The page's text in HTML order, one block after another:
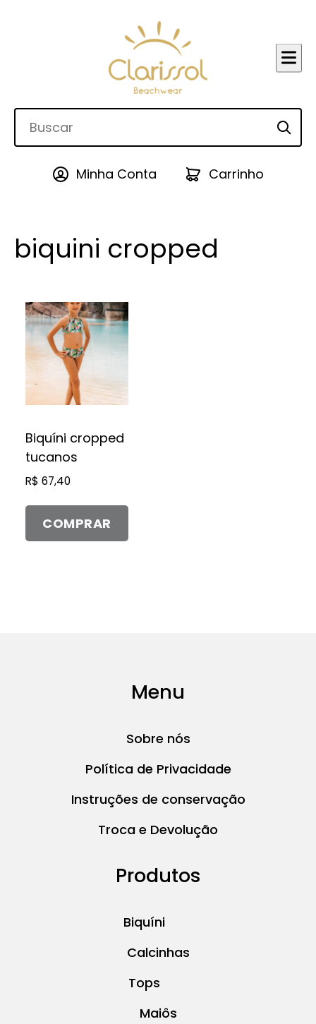
Minha Conta Carrinho
biquini cropped
Biquíni cropped
tucanos
R$ 67,40
COMPRAR
Este
produto
tem
várias
variantes.
As
podem
ser
escolhidas
na
página
do
Menu
Sobre nós
Política de Privacidade
Instruções de conservação
Troca e Devolução
Produtos
Biquíni
Calcinhas
Tops
Maiôs